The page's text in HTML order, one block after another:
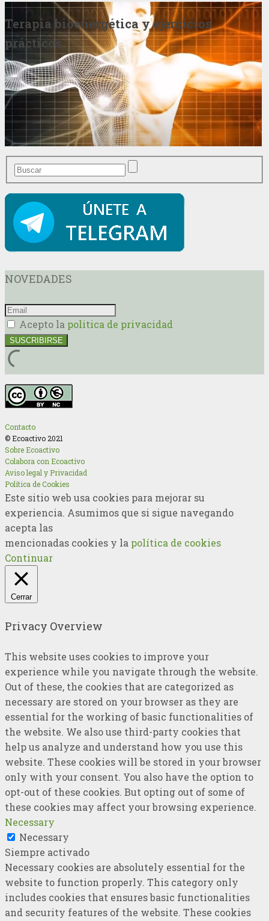
Terapia bioenergética y ejercicios
prácticos
NOVEDADES
Acepto la politica de privacidad
Contacto
© Ecoactivo 2021
Sobre Ecoactivo
Colabora con Ecoactivo
Aviso legal y Privacidad
Política de Cookies
Este sitio web usa cookies para mejorar su
experiencia. Asumimos que si sigue navegando
acepta las
mencionadas cookies y la política de cookies
Continuar
Cerrar
Privacy Overview
This website uses cookies to improve your
experience while you navigate through the website.
Out of these, the cookies that are categorized as
necessary are stored on your browser as they are
essential for the working of basic functionalities of
the website. We also use third-party cookies that
help us analyze and understand how you use this
website. These cookies will be stored in your browser
only with your consent. You also have the option to
opt-out of these cookies. But opting out of some of
these cookies may affect your browsing experience.
Necessary
Necessary
Siempre activado
Necessary cookies are absolutely essential for the
website to function properly. This category only
includes cookies that ensures basic functionalities
and security features of the website. These cookies